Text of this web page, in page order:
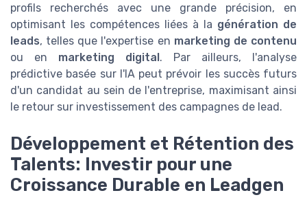
profils recherchés avec une grande précision, en
optimisant les compétences liées à la génération de
leads, telles que l'expertise en marketing de contenu
ou en marketing digital. Par ailleurs, l'analyse
prédictive basée sur l'IA peut prévoir les succès futurs
d'un candidat au sein de l'entreprise, maximisant ainsi
le retour sur investissement des campagnes de lead.
Développement et Rétention des
Talents: Investir pour une
Croissance Durable en Leadgen